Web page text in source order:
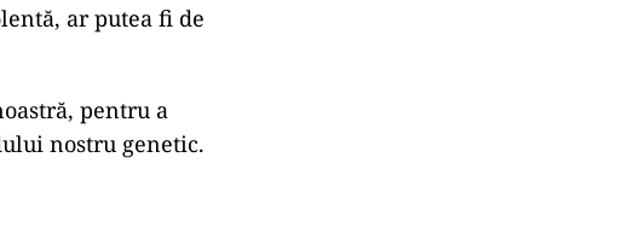
ar putea fi de
pentru a
nostru genetic.